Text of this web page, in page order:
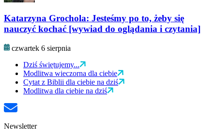
Katarzyna Grochola: Jesteśmy po to, żeby się
nauczyć kochać [wywiad do oglądania i czytania]
czwartek 6 sierpnia
Dziś świętujemy...
Modlitwa wieczorna dla ciebie
Cytat z Biblii dla ciebie na dziś
Modlitwa dla ciebie na dziś
Newsletter